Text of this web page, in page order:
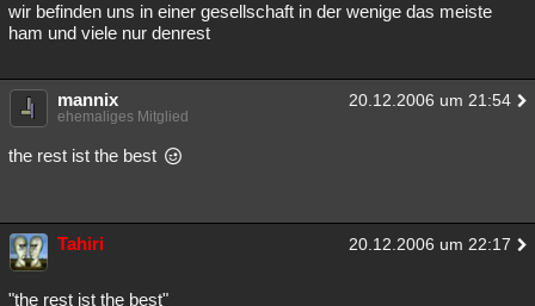
wir befinden uns in einer gesellschaft in der wenige das meiste
ham und viele nur denrest
mannix 20.12.2006 um 21:54
ehemaliges Mitglied
the rest ist the best
Tahiri 20.12.2006 um 22:17
"the rest ist the best"